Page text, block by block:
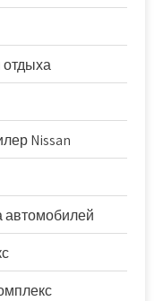
отдыха
Nissan
автомобилей